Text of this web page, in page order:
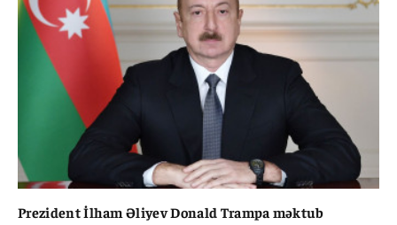
Prezident İlham Əliyev Donald Trampa məktub